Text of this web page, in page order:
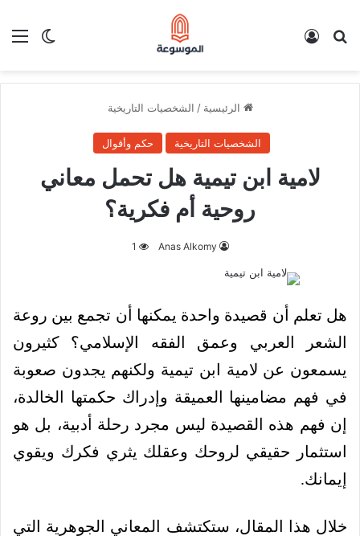
الوضع بحث عن
الرئيسية / الشخصيات التاريخية
الشخصيات التاريخية حكم وأقوال
لامية ابن تيمية هل تحمل معاني
روحية أم فكرية؟
Anas Alkomy
1
هل تعلم أن قصيدة واحدة يمكنها أن تجمع بين روعة
الشعر العربي وعمق الفقه الإسلامي؟ كثيرون
يسمعون عن لامية ابن تيمية ولكنهم يجدون صعوبة
في فهم مضامينها العميقة وإدراك حكمتها الخالدة،
إن فهم هذه القصيدة ليس مجرد رحلة أدبية، بل هو
استثمار حقيقي لروحك وعقلك يثري فكرك ويقوي
إيمانك.
خلال هذا المقال، ستكتشف المعاني الجوهرية التي